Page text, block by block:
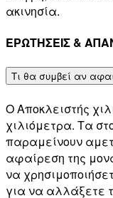
ακινησία.
ΕΡΩΤΗΣΕΙΣ &
Τι θα συμβεί αν
Ο Αποκλειστής
χιλιόμετρα. Τα
παραμείνουν
αφαίρεση της
να
για να αλλάξετε